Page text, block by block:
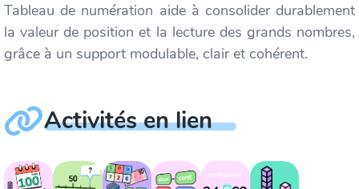
Tableau de numération aide à consolider durablement
la valeur de position et la lecture des grands nombres,
grâce à un support modulable, clair et cohérent.
Activités en lien